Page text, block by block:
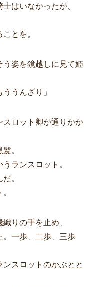
はいなかったが、
とを。
う姿を鏡越しに見て姫
うんざり」
スロット卿が通りかか
。
ランスロット。
。
りの手を止め、
。一歩、二歩、三歩
スロットのかぶとと